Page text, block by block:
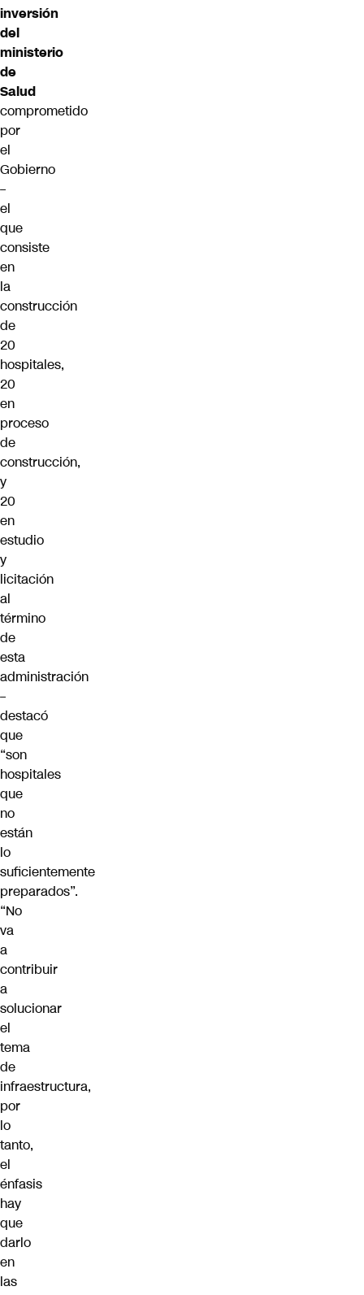
inversión
del
ministerio
de
Salud
comprometido
por
el
Gobierno
–
el
que
consiste
en
la
construcción
de
20
hospitales,
20
en
proceso
de
construcción,
y
20
en
estudio
y
licitación
al
término
de
esta
administración
–
destacó
que
“son
hospitales
que
no
están
lo
suficientemente
preparados”.
“No
va
a
contribuir
a
solucionar
el
tema
de
infraestructura,
por
lo
tanto,
el
énfasis
hay
que
darlo
en
las